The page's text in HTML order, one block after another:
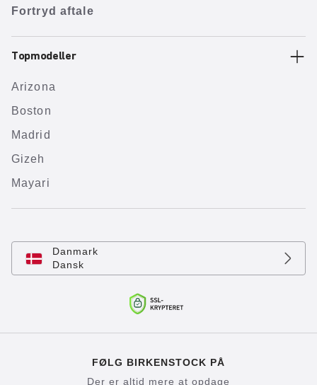
Fortryd aftale
Topmodeller
Arizona
Boston
Madrid
Gizeh
Mayari
Danmark
Dansk
FØLG BIRKENSTOCK PÅ
Der er altid mere at opdage